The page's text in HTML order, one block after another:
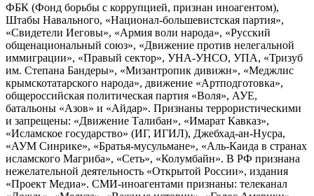
ФБК (Фонд борьбы с коррупцией, признан иноагентом),
Штабы Навального, «Национал-большевистская партия»,
«Свидетели Иеговы», «Армия воли народа», «Русский
общенациональный союз», «Движение против нелегальной
иммиграции», «Правый сектор», УНА-УНСО, УПА, «Тризуб
им. Степана Бандеры», «Мизантропик дивижн», «Меджлис
крымскотатарского народа», движение «Артподготовка»,
общероссийская политическая партия «Воля», АУЕ,
батальоны «Азов» и «Айдар». Признаны террористическими
и запрещены: «Движение Талибан», «Имарат Кавказ»,
«Исламское государство» (ИГ, ИГИЛ), Джебхад-ан-Нусра,
«АУМ Синрике», «Братья-мусульмане», «Аль-Каида в странах
исламского Магриба», «Сеть», «Колумбайн». В РФ признана
нежелательной деятельность «Открытой России», издания
«Проект Медиа». СМИ-иноагентами признаны: телеканал